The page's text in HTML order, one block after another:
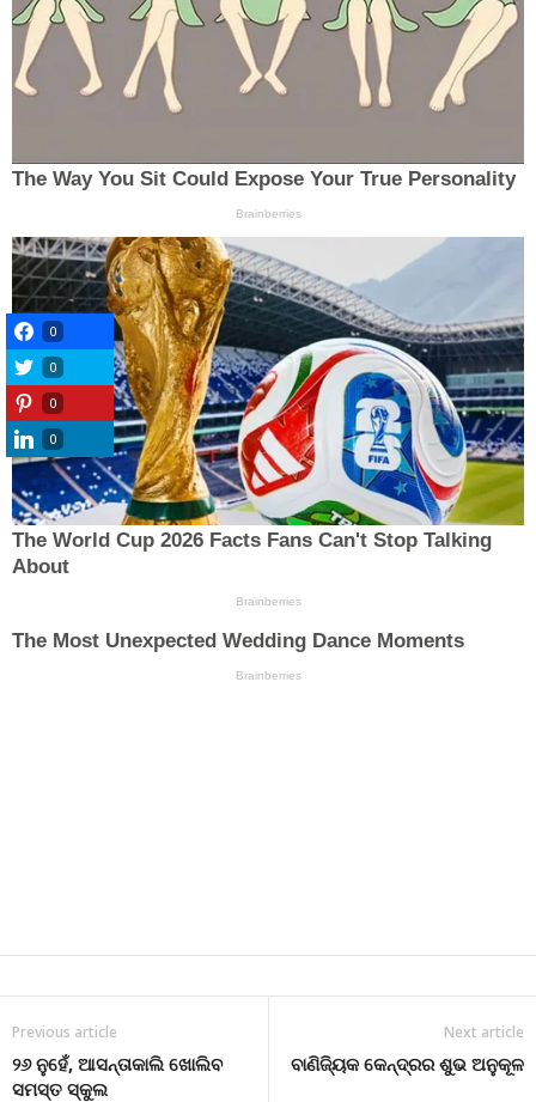
Previous article
୨୬ ନୁହେଁ, ଆସନ୍ତାକାଲି ଖୋଲିବ
ସମସ୍ତ ସ୍କୁଲ
Next article
ବାଣିଜ୍ୟିକ କେନ୍ଦ୍ରର ଶୁଭ ଅନୁକୂଳ
0
0
0
0